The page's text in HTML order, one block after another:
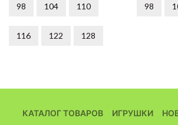
98 104 110
116 122 128
98
КАТАЛОГ ТОВАРОВ ИГРУШКИ